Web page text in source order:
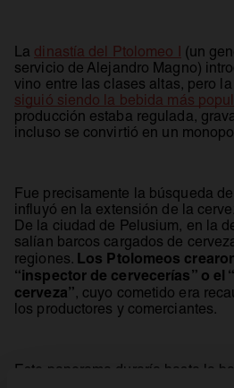
La dinastía del Ptolomeo Ise abre
(un
servicio de Alejandro Magno)
vino entre las clases altas, pero
siguió siendo la bebida más
producción estaba regulada,
incluso se convirtió en un
Fue precisamente la búsqueda
influyó en la extensión de la
De la ciudad de Pelusium, en la
salían barcos cargados de
regiones. Los Ptolomeos
“inspector de cervecerías” o el
cerveza”, cuyo cometido era
los productores y comerciantes.
Este panorama duraría hasta la